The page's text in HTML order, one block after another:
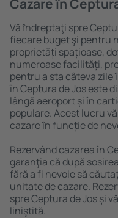
Cazare în
Vă ȋndreptaţi spre
fiecare buget şi pentru
proprietăți spațioase,
numeroase facilități,
pentru a sta câteva zile
în Ceptura de Jos este
lângă aeroport și în
populare. Acest lucru
cazare în funcție de
Rezervând cazarea în
garanţia că după
fără a fi nevoie să
unitate de cazare.
spre Ceptura de Jos și
liniştită.